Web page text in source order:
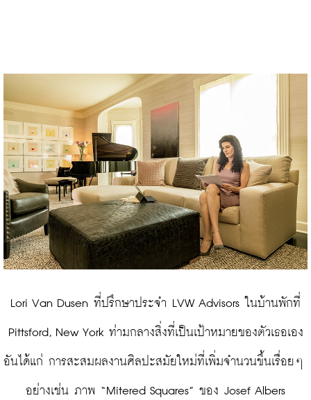
Pittsford, New York ท่ามกลางสิ่งที่เป็นเป้าหมายของตัวเธอเอง
อันได้แก่ การสะสมผลงานศิลปะสมัยใหม่ที่เพิ่มจำนวนขึ้นเรื่อยๆ
อย่างเช่น ภาพ “Mitered Squares” ของ Josef Albers